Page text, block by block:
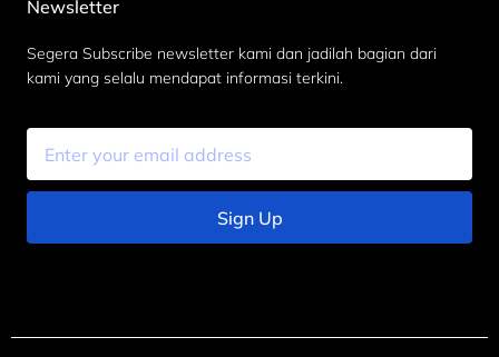
Newsletter
Segera Subscribe newsletter kami dan jadilah bagian dari
kami yang selalu mendapat informasi terkini.
Sign Up